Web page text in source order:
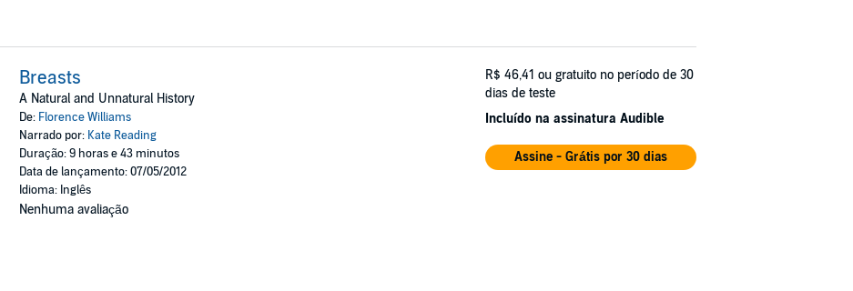
Breasts
A Natural and Unnatural History
De: Florence Williams
Narrado por: Kate Reading
Duração: 9 horas e 43 minutos
Data de lançamento: 07/05/2012
Idioma: Inglês
Nenhuma avaliação
R$ 46,41 ou gratuito no período de 30
dias de teste
Incluído na assinatura Audible
Assine - Grátis por 30 dias